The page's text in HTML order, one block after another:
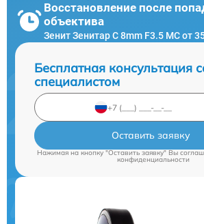
Восстановление после
объектива
Зенит Зенитар C 8mm F3.5 МС от
Бесплатная консультация
специалистом
Оставить заявку
Нажимая на кнопку "Оставить заявку" Вы
конфиденциальности